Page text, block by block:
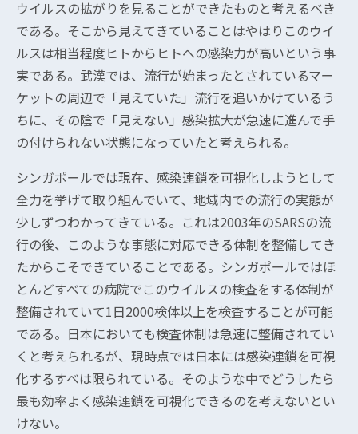
ウイルスの拡がりを見ることができたものと考えるべき
である。そこから見えてきていることはやはりこのウイ
ルスは相当程度ヒトからヒトへの感染力が高いという事
実である。武漢では、流行が始まったとされているマー
ケットの周辺で「見えていた」流行を追いかけているう
ちに、その陰で「見えない」感染拡大が急速に進んで手
の付けられない状態になっていたと考えられる。
シンガポールでは現在、感染連鎖を可視化しようとして
全力を挙げて取り組んでいて、地域内での流行の実態が
少しずつわかってきている。これは2003年のSARSの流
行の後、このような事態に対応できる体制を整備してき
たからこそできていることである。シンガポールではほ
とんどすべての病院でこのウイルスの検査をする体制が
整備されていて1日2000検体以上を検査することが可能
である。日本においても検査体制は急速に整備されてい
くと考えられるが、現時点では日本には感染連鎖を可視
化するすべは限られている。そのような中でどうしたら
最も効率よく感染連鎖を可視化できるのを考えないとい
けない。